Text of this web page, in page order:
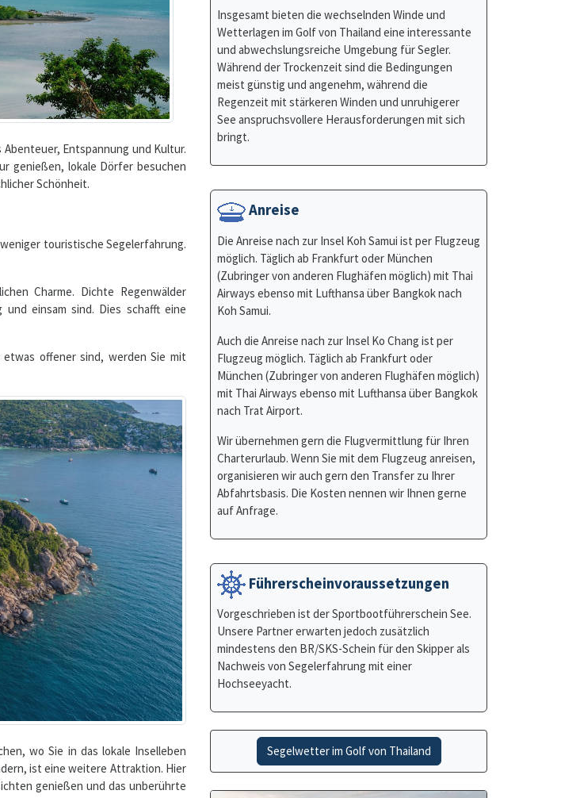
Entspannung und Kultur.
genießen, lokale Dörfer besuchen
Charme. Dichte Regenwälder
einsam sind. Dies schafft eine
etwas offener sind, werden Sie mit
wo Sie in das lokale Inselleben
ist eine weitere Attraktion. Hier
Natur und ein tieferes Eintauchen in
Während der Trockenzeit sind die Bedingungen
meist günstig und angenehm, während die
Regenzeit mit stärkeren Winden und unruhigerer
See anspruchsvollere Herausforderungen mit sich
bringt.
Anreise
möglich. Täglich ab Frankfurt oder München
Airways ebenso mit Lufthansa über Bangkok nach
Koh Samui.
Auch die Anreise nach zur Insel Ko Chang ist per
Flugzeug möglich. Täglich ab Frankfurt oder
mit Thai Airways ebenso mit Lufthansa über Bangkok
nach Trat Airport.
Wir übernehmen gern die Flugvermittlung für Ihren
Charterurlaub. Wenn Sie mit dem Flugzeug anreisen,
Abfahrtsbasis. Die Kosten nennen wir Ihnen gerne
auf Anfrage.
Führerscheinvoraussetzungen
Vorgeschrieben ist der Sportbootführerschein See.
Unsere Partner erwarten jedoch zusätzlich
Nachweis von Segelerfahrung mit einer
Hochseeyacht.